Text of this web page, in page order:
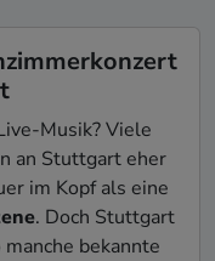
Musik? Viele
an Stuttgart eher
im Kopf als eine
. Doch Stuttgart
bekannte